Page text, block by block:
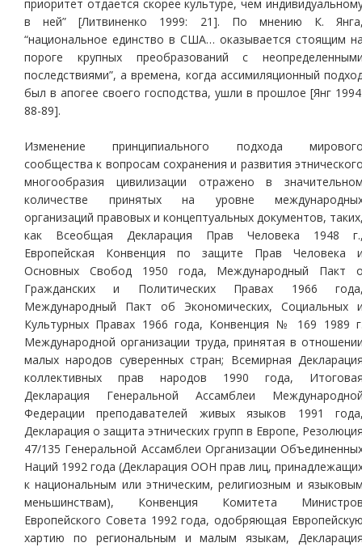
приоритет отдается скорее культуре, чем
в ней” [Литвиненко 1999: 21]. По мнению К.
“национальное единство в США… оказывается стоящим
пороге крупных преобразований с
последствиями”, а времена, когда ассимиляционный
был в апогее своего господства, ушли в прошлое [Янг
88-89].
Изменение принципиального подхода
сообщества к вопросам сохранения и развития
многообразия цивилизации отражено в
количестве принятых на уровне
организаций правовых и концептуальных документов,
как Всеобщая Декларация Прав Человека 1948
Европейская Конвенция по защите Прав Человека
Основных Свобод 1950 года, Международный Пакт
Гражданских и Политических Правах 1966
Международный Пакт об Экономических, Социальных
Культурных Правах 1966 года, Конвенция № 169 1989
Международной организации труда, принятая в
малых народов суверенных стран; Всемирная
коллективных прав народов 1990 года,
Декларация Генеральной Ассамблеи
Федерации преподавателей живых языков 1991
Декларация о защита этнических групп в Европе,
47/135 Генеральной Ассамблеи Организации
Наций 1992 года (Декларация ООН прав лиц,
к национальным или этническим, религиозным и
меньшинствам), Конвенция Комитета
Европейского Совета 1992 года, одобряющая
хартию по региональным и малым языкам,